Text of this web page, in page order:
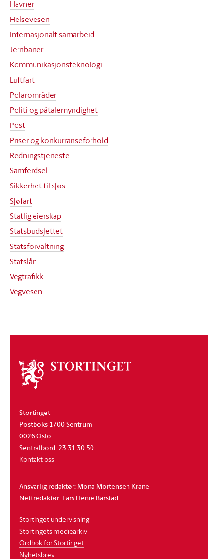
Havner
Helsevesen
Internasjonalt samarbeid
Jernbaner
Kommunikasjonsteknologi
Luftfart
Polarområder
Politi og påtalemyndighet
Post
Priser og konkurranseforhold
Redningstjeneste
Samferdsel
Sikkerhet til sjøs
Sjøfart
Statlig eierskap
Statsbudsjettet
Statsforvaltning
Statslån
Vegtrafikk
Vegvesen
Om
stortinget
Stortinget
Postboks 1700 Sentrum
0026 Oslo
Sentralbord: 23 31 30 50
Kontakt oss
Ansvarlig redaktør: Mona Mortensen Krane
Nettredaktør: Lars Henie Barstad
Stortinget undervisning
Stortingets mediearkiv
Ordbok for Stortinget
Nyhetsbrev